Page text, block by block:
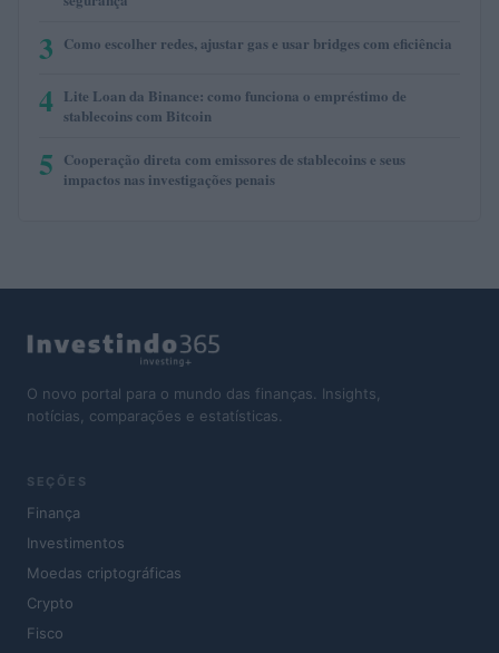
3 Como escolher redes, ajustar gas e usar bridges com eficiência
4 Lite Loan da Binance: como funciona o empréstimo de
stablecoins com Bitcoin
5 Cooperação direta com emissores de stablecoins e seus
impactos nas investigações penais
O novo portal para o mundo das finanças. Insights,
notícias, comparações e estatísticas.
SEÇÕES
Finança
Investimentos
Moedas criptográficas
Crypto
Fisco